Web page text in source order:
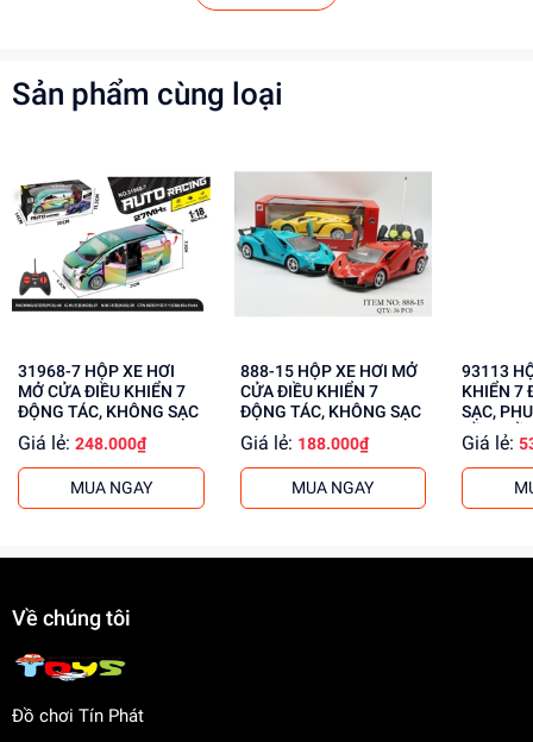
Hướng Dẫn Sử Dụng
Cho bé chơi dưới sự giám sát của người lớn
Tránh để bé nuốt phải các bộ phận nhỏ
Lợi Ích Phát Triển
Phát triển tư duy sáng tạo
Rèn luyện kỹ năng giải quyết vấn đề
Tăng cường khả năng phối hợp tay mắt
Mua ngay tạidochoitinphat.com
, chúng tôi cung cấp giá sỉ
Sản phẩm cùng loại
31968-7 HỘP XE HƠI
MỞ CỬA ĐIỀU KHIỂN 7
ĐỘNG TÁC, KHÔNG SẠC
Giá lẻ: 248.000₫
MUA NGAY
888-15 HỘP XE HƠI MỞ
CỬA ĐIỀU KHIỂN 7
ĐỘNG TÁC, KHÔNG SẠC
Giá lẻ: 188.000₫
MUA NGAY
93113 HỘP XE ĐUA ĐIỀU
KHIỂN 7
SẠC,
CẦM
Giá lẻ:
Về chúng tôi
Đồ chơi Tín Phát